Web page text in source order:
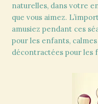
naturelles, dans votre
que vous aimez.
amusiez pendant ces
pour les enfants,
décontractées pour les